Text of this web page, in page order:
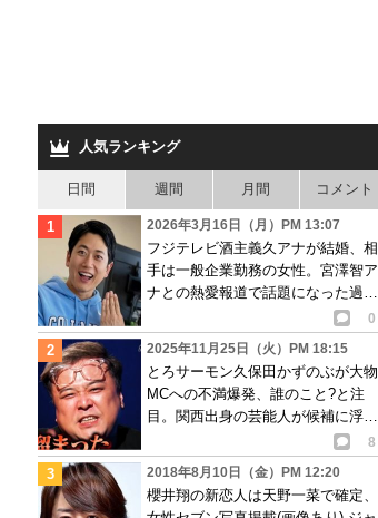
人気ランキング
日間 週間 月間 コメント
2026年3月16日（月）PM 13:07
フジテレビ酒主義久アナが結婚、相
手は一般企業勤務の女性。宮澤智ア
ナとの熱愛報道で話題になった過去
0
2025年11月25日（火）PM 18:15
とろサーモン久保田かずのぶが大物
MCへの不満爆発、誰のこと?と注
目。関西出身の芸能人が候補に浮上
8
2018年8月10日（金）PM 12:20
櫻井翔の新恋人は天野一菜で確定、